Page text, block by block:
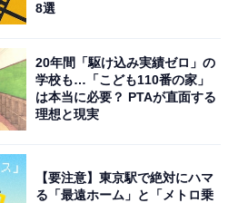
8選
20年間「駆け込み実績ゼロ」の
学校も…「こども110番の家」
は本当に必要？ PTAが直面する
理想と現実
【要注意】東京駅で絶対にハマ
る「最遠ホーム」と「メトロ乗